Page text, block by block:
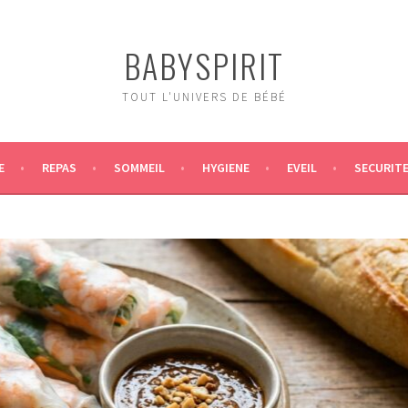
BABYSPIRIT
TOUT L'UNIVERS DE BÉBÉ
REPAS SOMMEIL HYGIENE EVEIL SECURITE